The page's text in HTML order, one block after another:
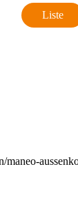
Liste
maneo-